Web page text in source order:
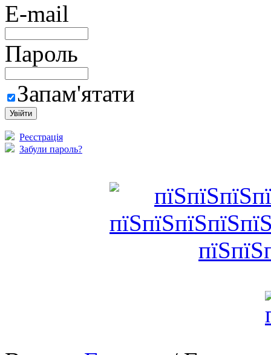
E-mail
Пароль
Запам'ятати
Реєстрація
Забули пароль?